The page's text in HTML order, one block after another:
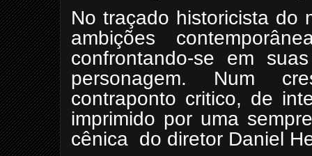
No traçado historicista do
ambições
confrontando-se em
personagem. Num
contraponto critico, de
imprimido por uma
cênica do diretor Daniel